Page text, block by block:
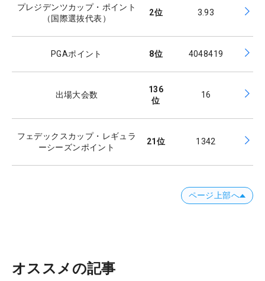
プレジデンツカップ・ポイント
（国際選抜代表）
2位 3.93
PGAポイント 8位 4048419
出場大会数
136
位
16
フェデックスカップ・レギュラ
ーシーズンポイント
21位 1342
ページ上部へ
オススメの記事